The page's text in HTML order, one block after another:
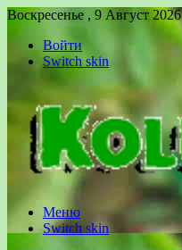
Воскресенье , 9 Август 2026
Войти
Switch skin
Меню
Switch skin